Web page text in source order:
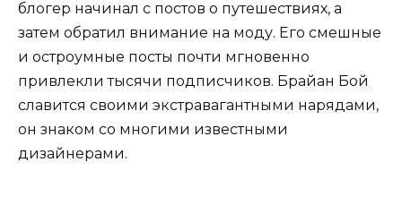
блогер начинал с постов о путешествиях, а
затем обратил внимание на моду. Его смешные
и остроумные посты почти мгновенно
привлекли тысячи подписчиков. Брайан Бой
славится своими экстравагантными нарядами,
он знаком со многими известными
дизайнерами.